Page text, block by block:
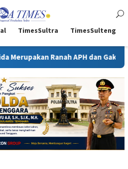
TimesSultra TimesSulteng
dan Gakkum ESDM